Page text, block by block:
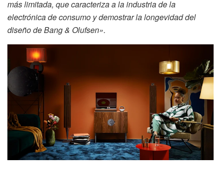
más limitada, que caracteriza a la industria de la
electrónica de consumo y demostrar la longevidad del
diseño de Bang & Olufsen».